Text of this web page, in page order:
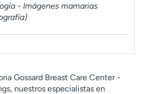
- Imágenes mamarias
Gossard Breast Care Center -
nuestros especialistas en